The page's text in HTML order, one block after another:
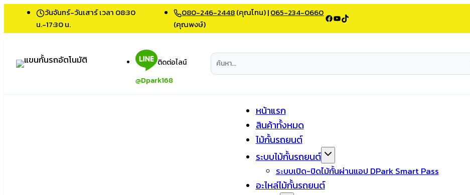
วันจันทร์-วันเสาร์ เวลา 08:30
น.-17:30 น.
080-246-2448(คุณโทน) |065-234-0660
(คุณพงษ์)
Facebook
YouTube
TikTok
ติดต่อไลน์
@Dpark168
หน้าแรก
สินค้าทั้งหมด
ไม้กั้นรถยนต์
ระบบไม้กั้นรถยนต์
ระบบเปิด-ปิดไม้กั้นผ่านแอป DPark Smart Pass
อะไหล่ไม้กั้นรถยนต์